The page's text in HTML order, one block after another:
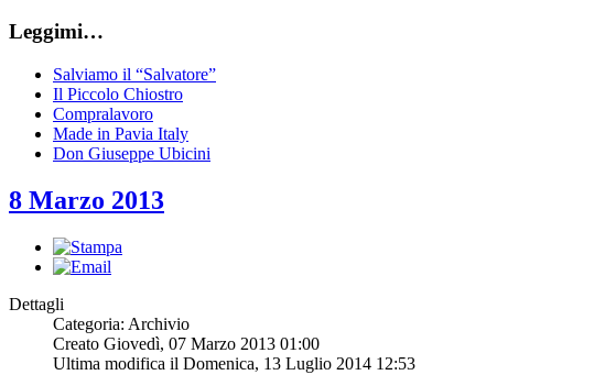
Leggimi…
Salviamo il “Salvatore”
Il Piccolo Chiostro
Compralavoro
Made in Pavia Italy
Don Giuseppe Ubicini
8 Marzo 2013
Dettagli
Categoria: Archivio
Creato Giovedì, 07 Marzo 2013 01:00
Ultima modifica il Domenica, 13 Luglio 2014 12:53